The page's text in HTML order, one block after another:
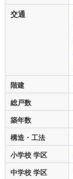
交通
階建
総戸数
築年数
構造・工法
小学校 学区
中学校 学区